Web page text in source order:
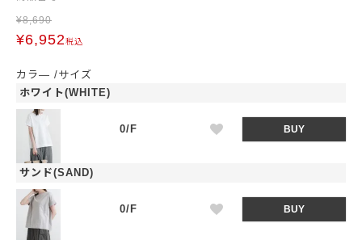
¥8,690
¥6,952税込
カラ―
サイズ
ホワイト(WHITE)
0/F BUY
サンド(SAND)
0/F BUY